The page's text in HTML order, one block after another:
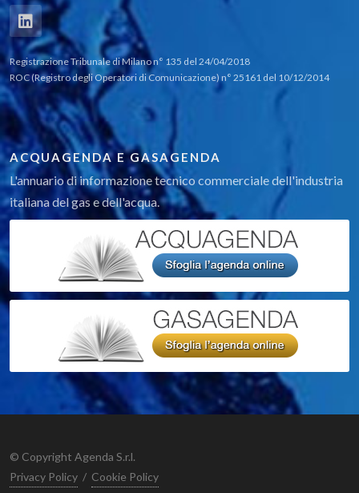
Registrazione Tribunale di Milano n° 135 del 24/04/2018
ROC (Registro degli Operatori di Comunicazione) n° 25161 del 10/12/2014
ACQUAGENDA E GASAGENDA
L'annuario di informazione tecnico commerciale dell'industria
italiana del gas e dell'acqua.
© Copyright Agenda S.r.l.
Privacy Policy / Cookie Policy